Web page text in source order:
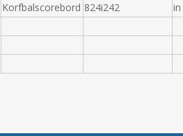
Korfbalscorebord 824i242